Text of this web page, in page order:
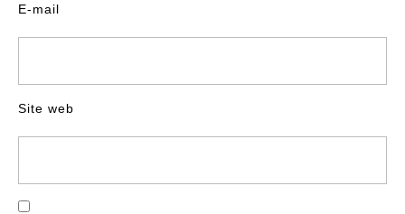
E-mail
Site web